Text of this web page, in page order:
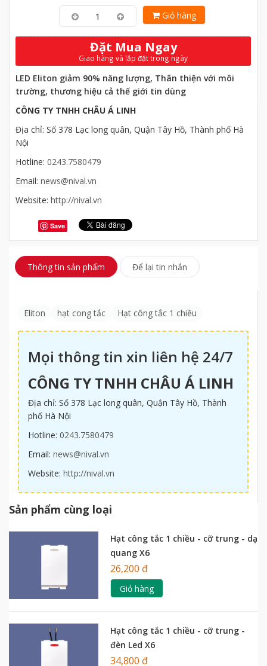
Giỏ hàng
Đặt Mua Ngay
Giao hàng và lắp đặt trong ngày
LED Eliton giảm 90% năng lượng, Thân thiện với môi
trường, thương hiệu cả thế giới tin dùng
CÔNG TY TNHH CHÂU Á LINH
Địa chỉ: Số 378 Lạc long quân, Quận Tây Hồ, Thành phố Hà
Nội
Hotline: 0243.7580479
Email: news@nival.vn
Website: http://nival.vn
Save
Thông tin sản phẩm Để lại tin nhắn
Eliton hạt cong tắc Hạt công tắc 1 chiều
Mọi thông tin xin liên hệ 24/7
CÔNG TY TNHH CHÂU Á LINH
Địa chỉ: Số 378 Lạc long quân, Quận Tây Hồ, Thành
phố Hà Nội
Hotline: 0243.7580479
Email: news@nival.vn
Website: http://nival.vn
Sản phẩm cùng loại
Hạt công tắc 1 chiều - cỡ trung - dạ
quang X6
26,200 đ
Giỏ hàng
Hạt công tắc 1 chiều - cỡ trung -
đèn Led X6
34,800 đ